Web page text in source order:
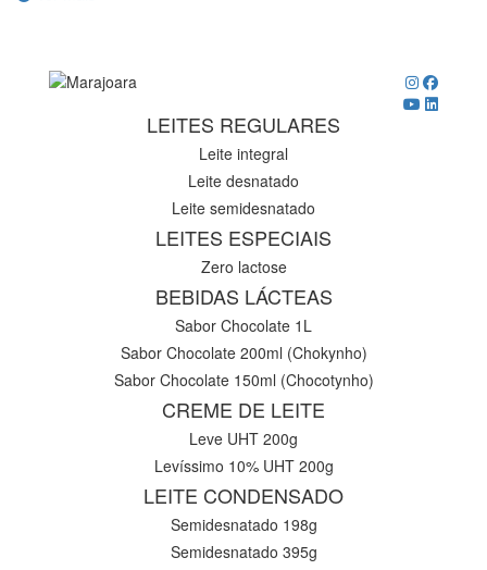
LEITES REGULARES
Leite integral
Leite desnatado
Leite semidesnatado
LEITES ESPECIAIS
Zero lactose
BEBIDAS LÁCTEAS
Sabor Chocolate 1L
Sabor Chocolate 200ml (Chokynho)
Sabor Chocolate 150ml (Chocotynho)
CREME DE LEITE
Leve UHT 200g
Levíssimo 10% UHT 200g
LEITE CONDENSADO
Semidesnatado 198g
Semidesnatado 395g